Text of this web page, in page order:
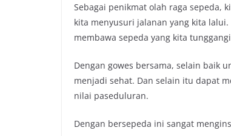
Sebagai penikmat olah raga sepeda,
kita menyusuri jalanan yang kita
membawa sepeda yang kita
Dengan gowes bersama, selain baik
menjadi sehat. Dan selain itu dapat
nilai paseduluran.
Dengan bersepeda ini sangat